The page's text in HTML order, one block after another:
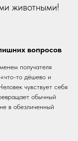
животными!
вопросов
получателя
то дёшево и
чувствует себя
обычный
в обезличенный